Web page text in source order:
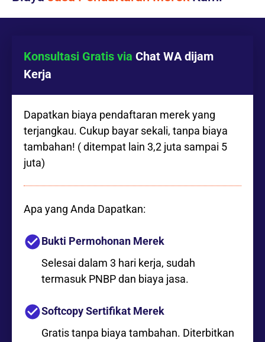
Konsultasi Gratis via Chat WAdijam
Kerja
Dapatkan biaya pendaftaran merek yang
terjangkau. Cukup bayar sekali, tanpa biaya
tambahan! ( ditempat lain 3,2 juta sampai 5
juta)
Apa yang Anda Dapatkan:
Bukti Permohonan Merek
Selesai dalam 3 hari kerja, sudah
termasuk PNBP dan biaya jasa.
Softcopy Sertifikat Merek
Gratis tanpa biaya tambahan. Diterbitkan